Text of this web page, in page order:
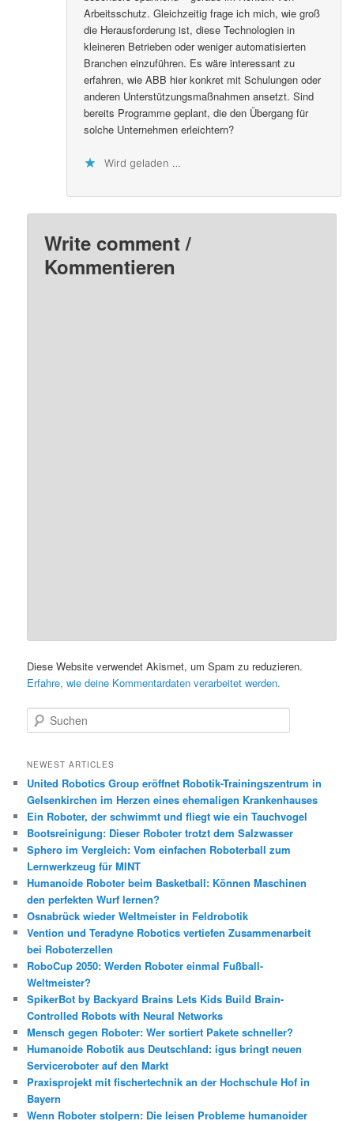
Arbeitsschutz. Gleichzeitig frage ich mich, wie groß
die Herausforderung ist, diese Technologien in
kleineren Betrieben oder weniger automatisierten
Branchen einzuführen. Es wäre interessant zu
erfahren, wie ABB hier konkret mit Schulungen oder
anderen Unterstützungsmaßnahmen ansetzt. Sind
bereits Programme geplant, die den Übergang für
solche Unternehmen erleichtern?
Wird geladen …
Write comment /
Kommentieren
Diese Website verwendet Akismet, um Spam zu reduzieren.
Erfahre, wie deine Kommentardaten verarbeitet werden.
u
h
n
NEWEST ARTICLES
United Robotics Group eröffnet Robotik-Trainingszentrum in
Gelsenkirchen im Herzen eines ehemaligen Krankenhauses
Ein Roboter, der schwimmt und fliegt wie ein Tauchvogel
Bootsreinigung: Dieser Roboter trotzt dem Salzwasser
Sphero im Vergleich: Vom einfachen Roboterball zum
Lernwerkzeug für MINT
Humanoide Roboter beim Basketball: Können Maschinen
den perfekten Wurf lernen?
Osnabrück wieder Weltmeister in Feldrobotik
Vention und Teradyne Robotics vertiefen Zusammenarbeit
bei Roboterzellen
RoboCup 2050: Werden Roboter einmal Fußball-
Weltmeister?
SpikerBot by Backyard Brains Lets Kids Build Brain-
Controlled Robots with Neural Networks
Mensch gegen Roboter: Wer sortiert Pakete schneller?
Humanoide Robotik aus Deutschland: igus bringt neuen
Serviceroboter auf den Markt
Praxisprojekt mit fischertechnik an der Hochschule Hof in
Bayern
Wenn Roboter stolpern: Die leisen Probleme humanoider